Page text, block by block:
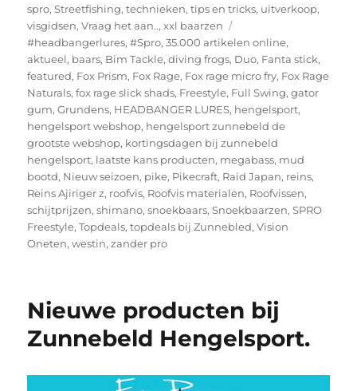
spro,Streetfishing,technieken,tips en tricks, uitverkoop,
visgidsen,Vraag het aan..,xxl baarzen
#headbangerlures,#Spro,35.000 artikelen online,
aktueel, baars, Bim Tackle,diving frogs, Duo, Fanta stick,
featured, Fox Prism, Fox Rage, Fox rage micro fry, Fox Rage
Naturals,fox rage slick shads, Freestyle, Full Swing,gator
gum,Grundens, HEADBANGER LURES, hengelsport,
hengelsport webshop, hengelsport zunnebeld de
grootste webshop, kortingsdagen bij zunnebeld
hengelsport, laatste kans producten, megabass, mud
bootd, Nieuw seizoen, pike, Pikecraft, Raid Japan, reins,
Reins Ajiriger z, roofvis, Roofvis materialen, Roofvissen,
schijtprijzen,shimano,snoekbaars,Snoekbaarzen,SPRO
Freestyle,Topdeals,topdeals bij Zunnebled,Vision
Oneten,westin,zander pro
Nieuwe producten bij
Zunnebeld Hengelsport.